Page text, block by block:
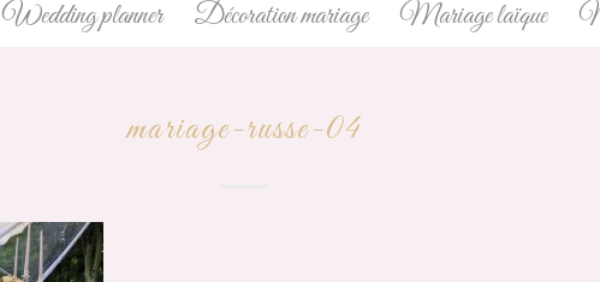
Wedding planner Décoration mariage Mariage laïque
mariage-russe-04